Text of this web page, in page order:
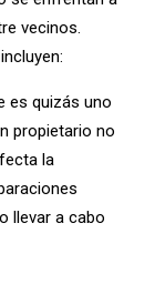
vecinos.
es quizás uno
propietario no
la
llevar a cabo